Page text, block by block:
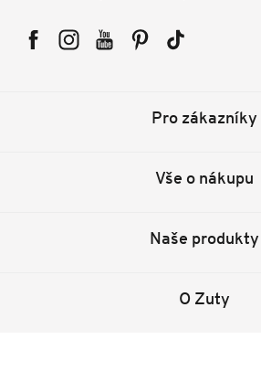
Pro zákazníky
Vše o nákupu
Naše produkty
O Zuty